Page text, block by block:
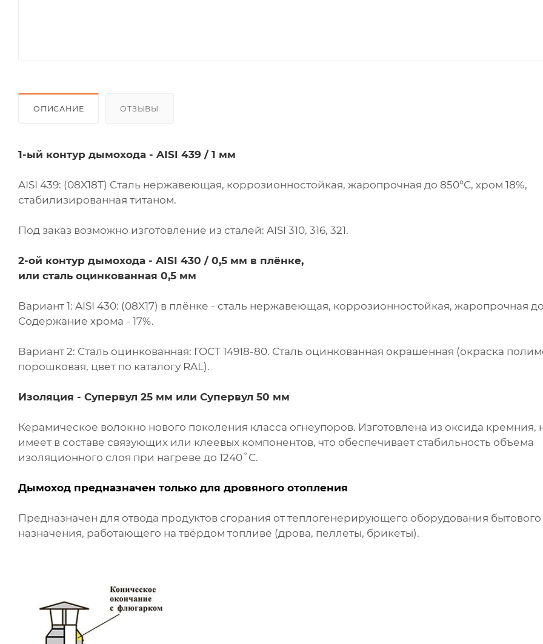
ОПИСАНИЕ ОТЗЫВЫ
1-ый контур дымохода - AISI 439 / 1 мм
AISI 439: (08X18Т) Сталь нержавеющая, коррозионностойкая, жаропрочная до 850°С, хром 18%,
стабилизированная титаном.
Под заказ возможно изготовление из сталей: AISI 310, 316, 321.
2-ой контур дымохода - AISI 430 / 0,5 мм в плёнке,
или сталь оцинкованная 0,5 мм
Вариант 1: AISI 430: (08X17) в плёнке - сталь нержавеющая, коррозионностойкая, жаропрочная
Содержание хрома - 17%.
Вариант 2: Сталь оцинкованная: ГОСТ 14918-80. Сталь оцинкованная окрашенная (окраска
порошковая, цвет по каталогу RAL).
Изоляция - Супервул 25 мм или Супервул 50 мм
Керамическое волокно нового поколения класса огнеупоров. Изготовлена из оксида кремния,
имеет в составе связующих или клеевых компонентов, что обеспечивает стабильность объема
изоляционного слоя при нагреве до 1240˚С.
Дымоход предназначен только для дровяного отопления
Предназначен для отвода продуктов сгорания от теплогенерирующего оборудования бытового
назначения, работающего на твёрдом топливе (дрова, пеллеты, брикеты).